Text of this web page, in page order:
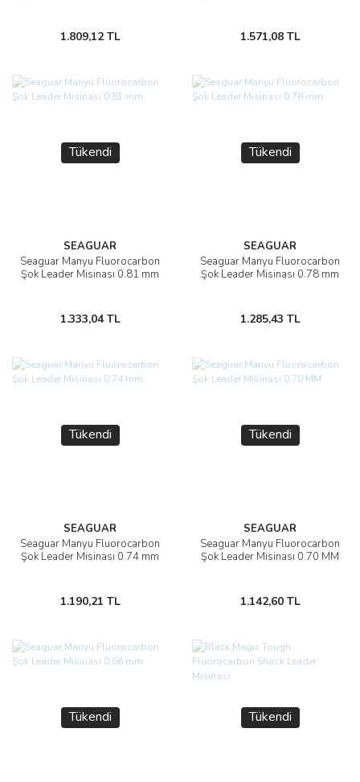
1.809,12 TL 1.571,08 TL
Tükendi
SEAGUAR
Seaguar Manyu Fluorocarbon
Şok Leader Misinası 0.81 mm
1.333,04 TL
Tükendi
SEAGUAR
Seaguar Manyu Fluorocarbon
Şok Leader Misinası 0.78 mm
1.285,43 TL
Tükendi
SEAGUAR
Seaguar Manyu Fluorocarbon
Şok Leader Misinası 0.74 mm
1.190,21 TL
Tükendi
SEAGUAR
Seaguar Manyu Fluorocarbon
Şok Leader Misinası 0.70 MM
1.142,60 TL
Tükendi Tükendi